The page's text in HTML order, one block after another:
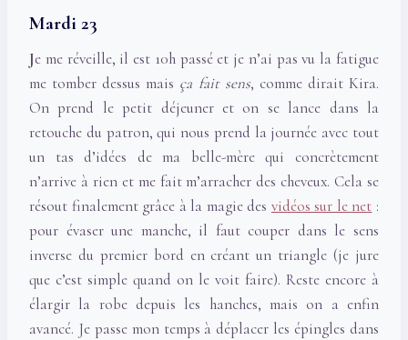
Mardi 23
Je me réveille, il est 10h passé et je n’ai pas vu la fatigue
me tomber dessus mais ça fait sens, comme dirait Kira.
On prend le petit déjeuner et on se lance dans la
retouche du patron, qui nous prend la journée avec tout
un tas d’idées de ma belle-mère qui concrètement
n’arrive à rien et me fait m’arracher des cheveux. Cela se
résout finalement grâce à la magie des vidéos sur le net :
pour évaser une manche, il faut couper dans le sens
inverse du premier bord en créant un triangle (je jure
que c’est simple quand on le voit faire). Reste encore à
élargir la robe depuis les hanches, mais on a enfin
avancé. Je passe mon temps à déplacer les épingles dans